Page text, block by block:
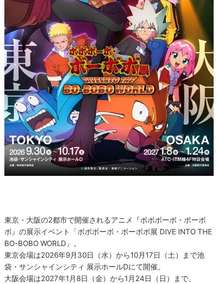
東京・大阪の2都市で開催されるアニメ『ボボボーボ・ボーボ
ボ』の展示イベント「ボボボーボ・ボーボボ展 DIVE INTO THE
BO-BOBO WORLD」。
東京会場は2026年9月30日（水）から10月17日（土）まで池
袋・サンシャインシティ 展示ホールDにて開催。
大阪会場は2027年1月8日（金）から1月24日（日）まで、